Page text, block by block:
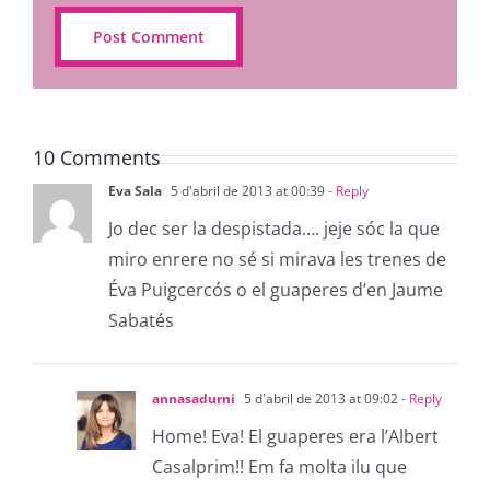
10 Comments
Eva Sala 5 d'abril de 2013 at 00:39- Reply
Jo dec ser la despistada…. jeje sóc la que
miro enrere no sé si mirava les trenes de
Éva Puigcercós o el guaperes d’en Jaume
Sabatés
annasadurni 5 d'abril de 2013 at 09:02- Reply
Home! Eva! El guaperes era l’Albert
Casalprim!! Em fa molta ilu que